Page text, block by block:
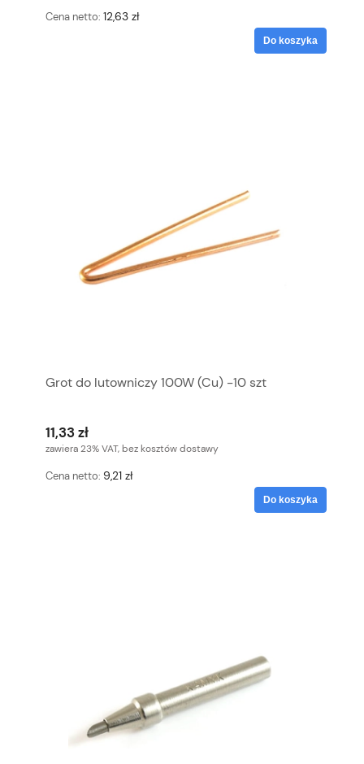
Cena netto: 12,63 zł
Do koszyka
Grot do lutowniczy 100W (Cu) -10 szt
11,33 zł
zawiera 23% VAT, bez kosztów dostawy
Cena netto: 9,21 zł
Do koszyka